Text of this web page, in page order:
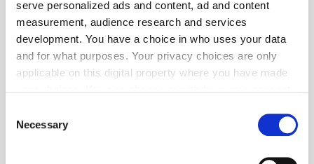
serve personalized ads and content, ad and content
measurement, audience research and services
development. You have a choice in who uses your data
and for what purposes. Your privacy choices are only
applicable on this digital property where you have made
the Privacy trigger icon.
Selection
Necessary
Foto: © JOYN / Claudius Pflug
Frauen im Handwerk - Themen-Specials | September 2025
Rowena Redwanz gewinnt "Das große Backen
– Die Profis"
Staffel auf SAT.1 gegen die Konkurrenz durch.